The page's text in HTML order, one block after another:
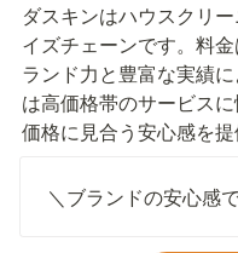
ダスキンはハウスクリ
イズチェーンです。料
ランド力と豊富な実績
は高価格帯のサービス
価格に見合う安心感を提
＼ブランドの安心感